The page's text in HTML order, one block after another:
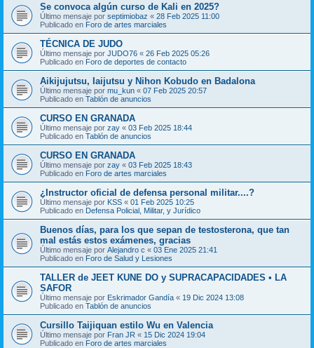
Se convoca algún curso de Kali en 2025?
Último mensaje por septimiobaz « 28 Feb 2025 11:00
Publicado en Foro de artes marciales
TÉCNICA DE JUDO
Último mensaje por JUDO76 « 26 Feb 2025 05:26
Publicado en Foro de deportes de contacto
Aikijujutsu, Iaijutsu y Nihon Kobudo en Badalona
Último mensaje por mu_kun « 07 Feb 2025 20:57
Publicado en Tablón de anuncios
CURSO EN GRANADA
Último mensaje por zay « 03 Feb 2025 18:44
Publicado en Tablón de anuncios
CURSO EN GRANADA
Último mensaje por zay « 03 Feb 2025 18:43
Publicado en Foro de artes marciales
¿Instructor oficial de defensa personal militar....?
Último mensaje por KSS « 01 Feb 2025 10:25
Publicado en Defensa Policial, Militar, y Jurídico
Buenos días, para los que sepan de testosterona, que tan
mal estás estos exámenes, gracias
Último mensaje por Alejandro c « 03 Ene 2025 21:41
Publicado en Foro de Salud y Lesiones
TALLER de JEET KUNE DO y SUPRACAPACIDADES • LA
SAFOR
Último mensaje por Eskrimador Gandía « 19 Dic 2024 13:08
Publicado en Tablón de anuncios
Cursillo Taijiquan estilo Wu en Valencia
Último mensaje por Fran JR « 15 Dic 2024 19:04
Publicado en Foro de artes marciales